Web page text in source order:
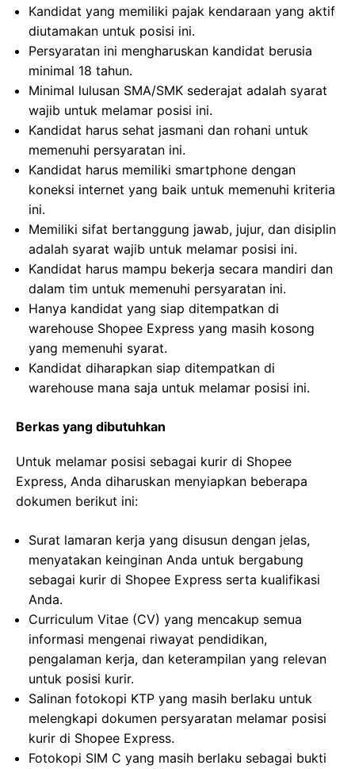
Kandidat yang memiliki pajak kendaraan yang aktif
diutamakan untuk posisi ini.
Persyaratan ini mengharuskan kandidat berusia
minimal 18 tahun.
Minimal lulusan SMA/SMK sederajat adalah syarat
wajib untuk melamar posisi ini.
Kandidat harus sehat jasmani dan rohani untuk
memenuhi persyaratan ini.
Kandidat harus memiliki smartphone dengan
koneksi internet yang baik untuk memenuhi kriteria
ini.
Memiliki sifat bertanggung jawab, jujur, dan disiplin
adalah syarat wajib untuk melamar posisi ini.
Kandidat harus mampu bekerja secara mandiri dan
dalam tim untuk memenuhi persyaratan ini.
Hanya kandidat yang siap ditempatkan di
warehouse Shopee Express yang masih kosong
yang memenuhi syarat.
Kandidat diharapkan siap ditempatkan di
warehouse mana saja untuk melamar posisi ini.
Berkas yang dibutuhkan
Untuk melamar posisi sebagai kurir di Shopee
Express, Anda diharuskan menyiapkan beberapa
dokumen berikut ini:
Surat lamaran kerja yang disusun dengan jelas,
menyatakan keinginan Anda untuk bergabung
sebagai kurir di Shopee Express serta kualifikasi
Anda.
Curriculum Vitae (CV) yang mencakup semua
informasi mengenai riwayat pendidikan,
pengalaman kerja, dan keterampilan yang relevan
untuk posisi kurir.
Salinan fotokopi KTP yang masih berlaku untuk
melengkapi dokumen persyaratan melamar posisi
kurir di Shopee Express.
Fotokopi SIM C yang masih berlaku sebagai bukti